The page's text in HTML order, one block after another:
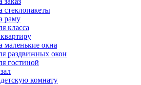
раму
класса
окна
раздвижных окон
гостиной
комнату